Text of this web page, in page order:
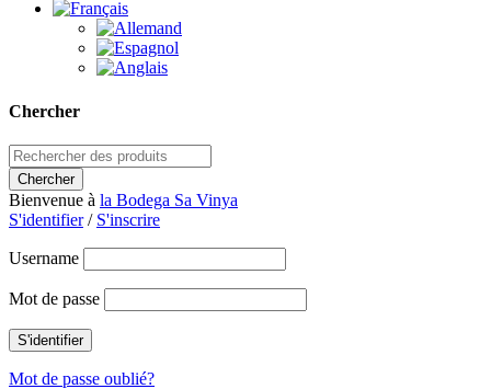
Chercher
Bienvenue à la Bodega Sa Vinya
S'identifier/ S'inscrire
Username
Mot de passe
Mot de passe oublié?